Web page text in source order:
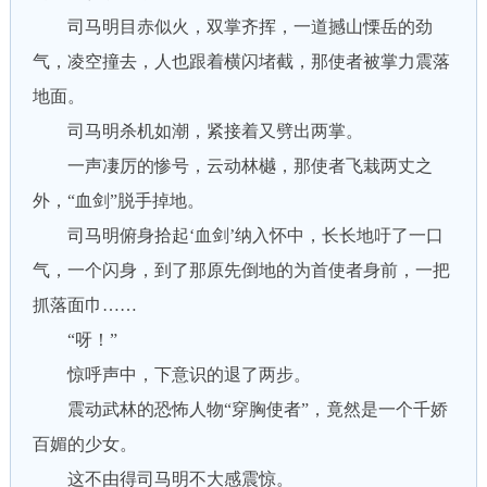
司马明目赤似火，双掌齐挥，一道撼山慄岳的劲
气，凌空撞去，人也跟着横闪堵截，那使者被掌力震落
地面。
司马明杀机如潮，紧接着又劈出两掌。
一声凄厉的惨号，云动林樾，那使者飞栽两丈之
外，“血剑”脱手掉地。
司马明俯身拾起‘血剑’纳入怀中，长长地吁了一口
气，一个闪身，到了那原先倒地的为首使者身前，一把
抓落面巾……
“呀！”
惊呼声中，下意识的退了两步。
震动武林的恐怖人物“穿胸使者”，竟然是一个千娇
百媚的少女。
这不由得司马明不大感震惊。